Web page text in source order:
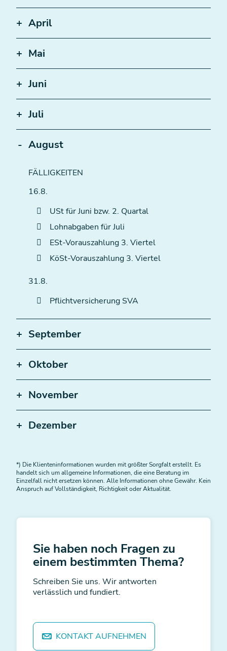
April
Mai
Juni
Juli
August
FÄLLIGKEITEN
16.8.
USt für Juni bzw. 2. Quartal
Lohnabgaben für Juli
ESt-Vorauszahlung 3. Viertel
KöSt-Vorauszahlung 3. Viertel
31.8.
Pflichtversicherung SVA
September
Oktober
November
Dezember
*) Die Klienteninformationen wurden mit größter Sorgfalt erstellt. Es
handelt sich um allgemeine Informationen, die eine Beratung im
Einzelfall nicht ersetzen können. Alle Informationen ohne Gewähr. Kein
Anspruch auf Vollständigkeit, Richtigkeit oder Aktualität.
Sie haben noch Fragen zu
einem bestimmten Thema?
Schreiben Sie uns. Wir antworten
verlässlich und fundiert.
KONTAKT AUFNEHMEN